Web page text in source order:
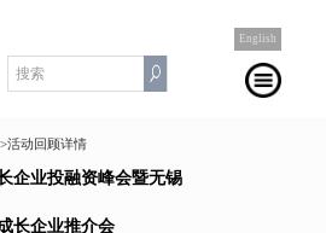
English
活动回顾详情
企业投融资峰会暨无锡
长企业推介会